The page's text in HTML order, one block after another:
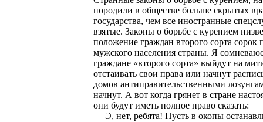
породили в обществе больше скрытых
государства, чем все иностранные
взятые. Законы о борьбе с курением
положение граждан второго сорта сорок
мужского населения страны. Я
граждане «второго сорта» выйдут на
отстаивать свои права или начнут
домов антиправительственными
начнут. А вот когда грянет в стране
они будут иметь полное право сказать:
— Э, нет, ребята! Пусть в окопы